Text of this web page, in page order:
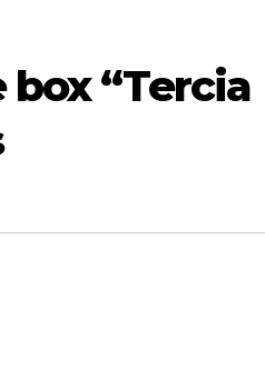
“Tercia